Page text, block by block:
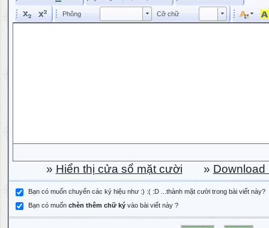
Phông Phông Cỡ chữ Kích cỡ phông
» Hiển thị cửa sổ mặt cười » Download
Bạn có muốn chuyển các ký hiệu như :) :( :D ...thành mặt cười trong bài viết này?
Bạn có muốn chèn thêm chữ ký vào bài viết này ?